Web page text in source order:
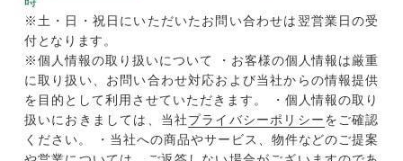
※土・日・祝日にいただいたお問い合わせは翌営業日の受
付となります。
※個人情報の取り扱いについて ・お客様の個人情報は厳重
に取り扱い、お問い合わせ対応および当社からの情報提供
を目的として利用させていただきます。 ・個人情報の取り
扱いにおきましては、当社プライバシーポリシーをご確認
ください。 ・当社への商品やサービス、物件などのご提案